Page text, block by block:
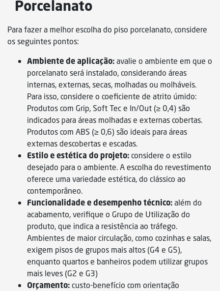
Porcelanato
Para fazer a melhor escolha do piso porcelanato, considere
os seguintes pontos:
Ambiente de aplicação:avalie o ambiente em que o
porcelanato será instalado, considerando áreas
internas, externas, secas, molhadas ou molháveis.
Para isso, considere o coeficiente de atrito úmido:
Produtos com Grip, Soft Tec e In/Out (≥ 0,4) são
indicados para áreas molhadas e externas cobertas.
Produtos com ABS (≥ 0,6) são ideais para áreas
externas descobertas e escadas.
Estilo e estética do projeto:considere o estilo
desejado para o ambiente. A escolha do revestimento
oferece uma variedade estética, do clássico ao
contemporâneo.
Funcionalidade e desempenho técnico:além do
acabamento, verifique o Grupo de Utilização do
produto, que indica a resistência ao tráfego.
Ambientes de maior circulação, como cozinhas e salas,
exigem pisos de grupos mais altos (G4 e G5),
enquanto quartos e banheiros podem utilizar grupos
mais leves (G2 e G3)
Orçamento:custo-benefício com orientação